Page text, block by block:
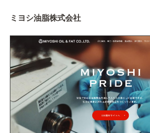
ミヨシ油脂株式会社